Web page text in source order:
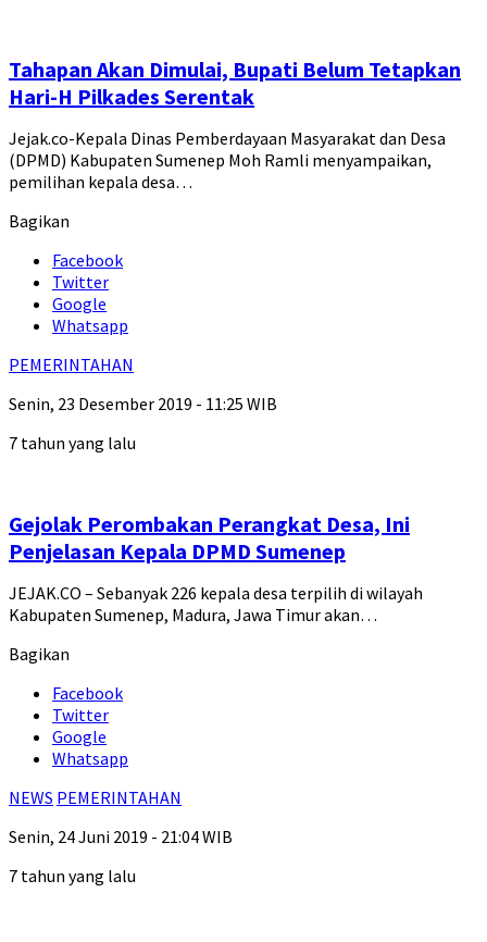
Tahapan Akan Dimulai, Bupati Belum Tetapkan
Hari-H Pilkades Serentak
Jejak.co-Kepala Dinas Pemberdayaan Masyarakat dan Desa
(DPMD) Kabupaten Sumenep Moh Ramli menyampaikan,
pemilihan kepala desa…
Bagikan
Facebook
Twitter
Google
Whatsapp
PEMERINTAHAN
Senin, 23 Desember 2019 - 11:25 WIB
7 tahun yang lalu
Gejolak Perombakan Perangkat Desa, Ini
Penjelasan Kepala DPMD Sumenep
JEJAK.CO – Sebanyak 226 kepala desa terpilih di wilayah
Kabupaten Sumenep, Madura, Jawa Timur akan…
Bagikan
Facebook
Twitter
Google
Whatsapp
NEWS PEMERINTAHAN
Senin, 24 Juni 2019 - 21:04 WIB
7 tahun yang lalu